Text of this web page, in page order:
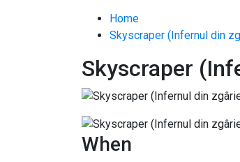
Home
Skyscraper (Infernul din
Skyscraper
When